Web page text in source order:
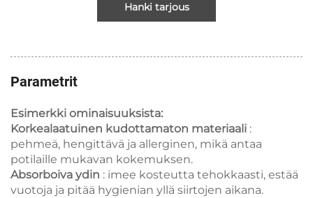
Hanki tarjous
Parametrit
Esimerkki ominaisuuksista:
Korkealaatuinen kudottamaton materiaali :
pehmeä, hengittävä ja allerginen, mikä antaa
potilaille mukavan kokemuksen.
Absorboiva ydin : imee kosteutta tehokkaasti, estää
vuotoja ja pitää hygienian yllä siirtojen aikana.